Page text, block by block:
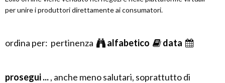
per unire i produttori direttamente ai consumatori.
ordina per: pertinenza alfabetico data
prosegui ..., anche meno salutari, soprattutto di